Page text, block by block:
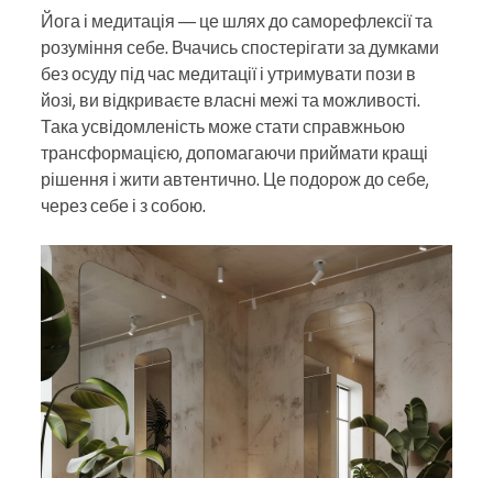
Йога і медитація — це шлях до саморефлексії та
розуміння себе. Вчачись спостерігати за думками
без осуду під час медитації і утримувати пози в
йозі, ви відкриваєте власні межі та можливості.
Така усвідомленість може стати справжньою
трансформацією, допомагаючи приймати кращі
рішення і жити автентично. Це подорож до себе,
через себе і з собою.